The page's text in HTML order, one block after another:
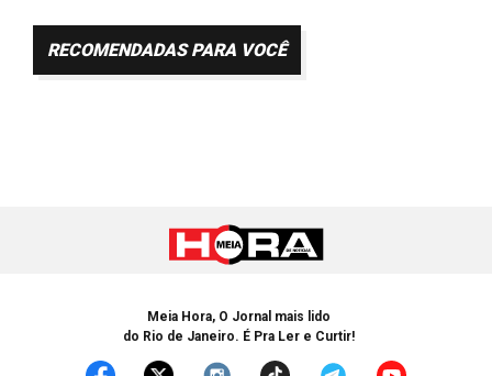
RECOMENDADAS PARA VOCÊ
Meia Hora, O Jornal mais lido
do Rio de Janeiro. É Pra Ler e Curtir!